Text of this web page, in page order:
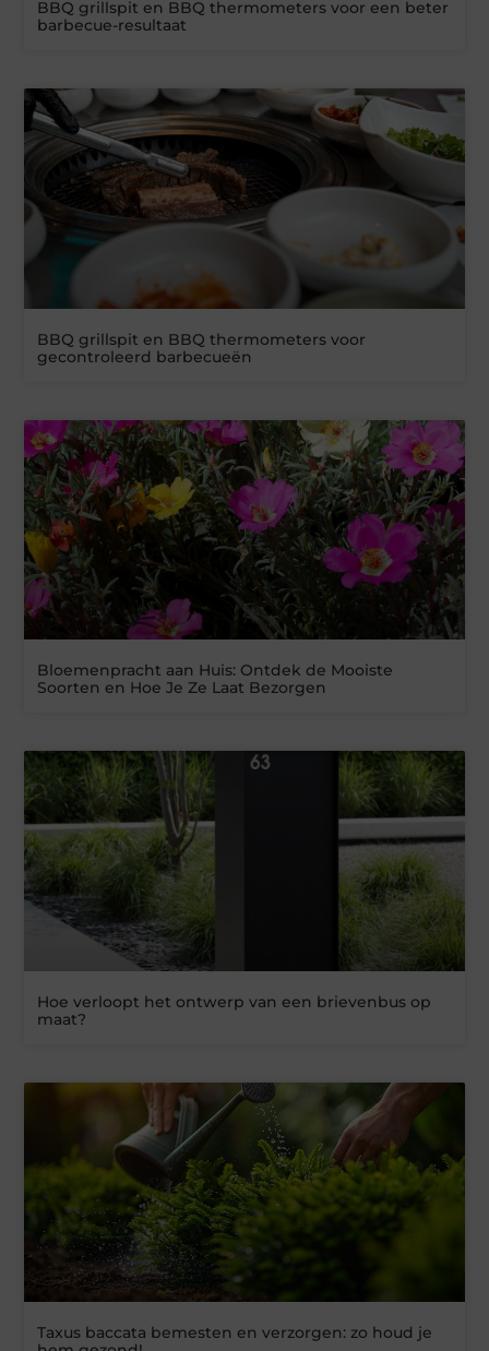
BBQ grillspit en BBQ thermometers voor een beter
barbecue-resultaat
BBQ grillspit en BBQ thermometers voor
gecontroleerd barbecueën
Bloemenpracht aan Huis: Ontdek de Mooiste
Soorten en Hoe Je Ze Laat Bezorgen
Hoe verloopt het ontwerp van een brievenbus op
maat?
Taxus baccata bemesten en verzorgen: zo houd je